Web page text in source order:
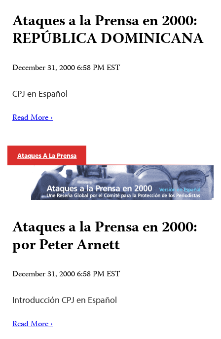
Ataques a la Prensa en 2000:
REPÚBLICA DOMINICANA
December 31, 2000 6:58 PM EST
CPJ en Español
Read More ›
Ataques A La Prensa
Ataques a la Prensa en 2000:
por Peter Arnett
December 31, 2000 6:58 PM EST
Introducción CPJ en Español
Read More ›